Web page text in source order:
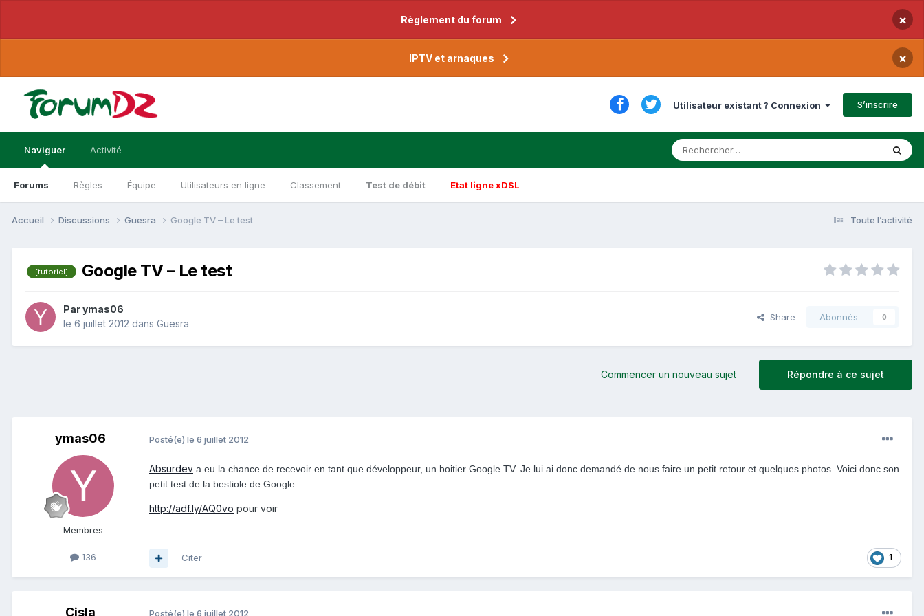
Règlement du forum ×
IPTV et arnaques ×
Utilisateur existant ? Connexion S’inscrire
Naviguer
Forums Règles Équipe Utilisateurs en ligne Classement Test de débit Etat ligne xDSL
Activité
Toute l’activité
Accueil Discussions Guesra Google TV – Le test
[tutoriel] Google TV – Le test
Parymas06
le 6 juillet 2012 dans Guesra
Share Abonnés 0
Répondre à ce sujet
Commencer un nouveau sujet
ymas06
Membres
136
Posté(e) le 6 juillet 2012
Absurdev a eu la chance de recevoir en tant que développeur, un boitier Google TV. Je lui ai donc demandé de nous faire un petit retour et quelques photos. Voici donc son
petit test de la bestiole de Google.
http://adf.ly/AQ0vo pour voir
1
Citer
Cisla Posté(e) le 6 juillet 2012